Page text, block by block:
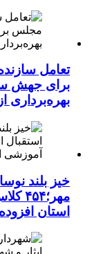
تعامل
برای جهش
بهره‌برداری از ۴۵۴ کلاس درس تا مهرماه
خیز بلند
استان